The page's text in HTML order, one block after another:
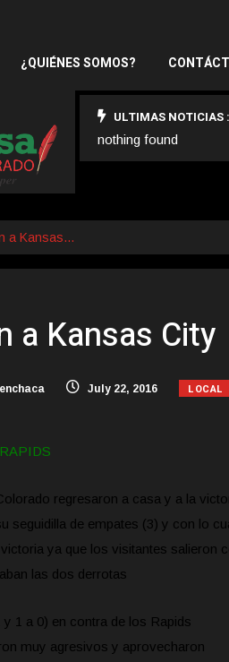
¿QUIÉNES SOMOS?
ULTIMAS NOTICIAS :
nothing found
a Kansas…
a Kansas City
July 22, 2016 LOCAL
regresaron a casa y a la
seguidilla de empates (3) y con lo
ya que los visitantes salieron
las dos derrotas
y 1 a 0) en contra de los Rapids
muy agresivos y aprovecharon